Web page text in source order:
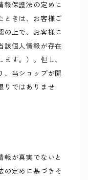
報保護法の定めに
ときは、お客様ご
の上で、お客様に
該個人情報が存在
す。）。但し、
、当ショップが開
りではありませ
報が真実でないと
の定めに基づきそ